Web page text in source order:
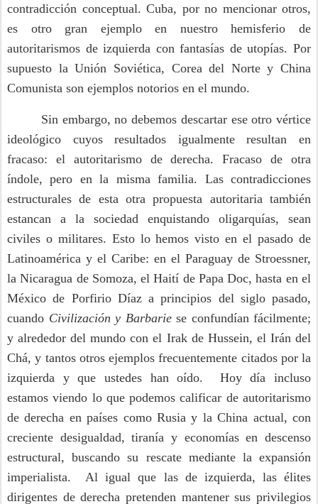
contradicción conceptual. Cuba, por no mencionar otros,
es otro gran ejemplo en nuestro hemisferio de
autoritarismos de izquierda con fantasías de utopías. Por
supuesto la Unión Soviética, Corea del Norte y China
Comunista son ejemplos notorios en el mundo.
Sin embargo, no debemos descartar ese otro vértice
ideológico cuyos resultados igualmente resultan en
fracaso: el autoritarismo de derecha. Fracaso de otra
índole, pero en la misma familia. Las contradicciones
estructurales de esta otra propuesta autoritaria también
estancan a la sociedad enquistando oligarquías, sean
civiles o militares. Esto lo hemos visto en el pasado de
Latinoamérica y el Caribe: en el Paraguay de Stroessner,
la Nicaragua de Somoza, el Haití de Papa Doc, hasta en el
México de Porfirio Díaz a principios del siglo pasado,
cuando Civilización y Barbarie se confundían fácilmente;
y alrededor del mundo con el Irak de Hussein, el Irán del
Chá, y tantos otros ejemplos frecuentemente citados por la
izquierda y que ustedes han oído. Hoy día incluso
estamos viendo lo que podemos calificar de autoritarismo
de derecha en países como Rusia y la China actual, con
creciente desigualdad, tiranía y economías en descenso
estructural, buscando su rescate mediante la expansión
imperialista. Al igual que las de izquierda, las élites
dirigentes de derecha pretenden mantener sus privilegios